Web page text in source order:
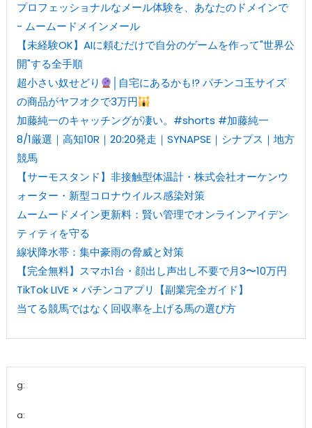
プロフェッショナルなメール体験を、あなたのドメインで
- ムームードメインメール
【未経験OK】AIに頼むだけで自分のゲームを作って"世界公
開"する全手順
超小さい奴せどり
│自宅にあるかも!? パチンコ玉サイズ
の商品がヤフオクで3万円
加藤純一のキャッチングが凄い。#shorts #加藤純一
8/1厳選｜高知10R｜20:20発走｜SYNAPSE｜シナプス｜地方
競馬
【サーモスタンド】非接触型体温計・株式会社オーケンウ
ォーター・新型コロナウイルス感染対策
ムームードメイン更新料：賢い管理でオンラインアイデン
ティティを守る
線状降水帯：集中豪雨の脅威と対策
【完全無料】スマホ1台・顔出し声出し不要で月3〜10万円
TikTok LIVE × パチンコアプリ【副業完全ガイド】
当てる競馬ではなく回収率を上げる馬の選び方
g:
a: